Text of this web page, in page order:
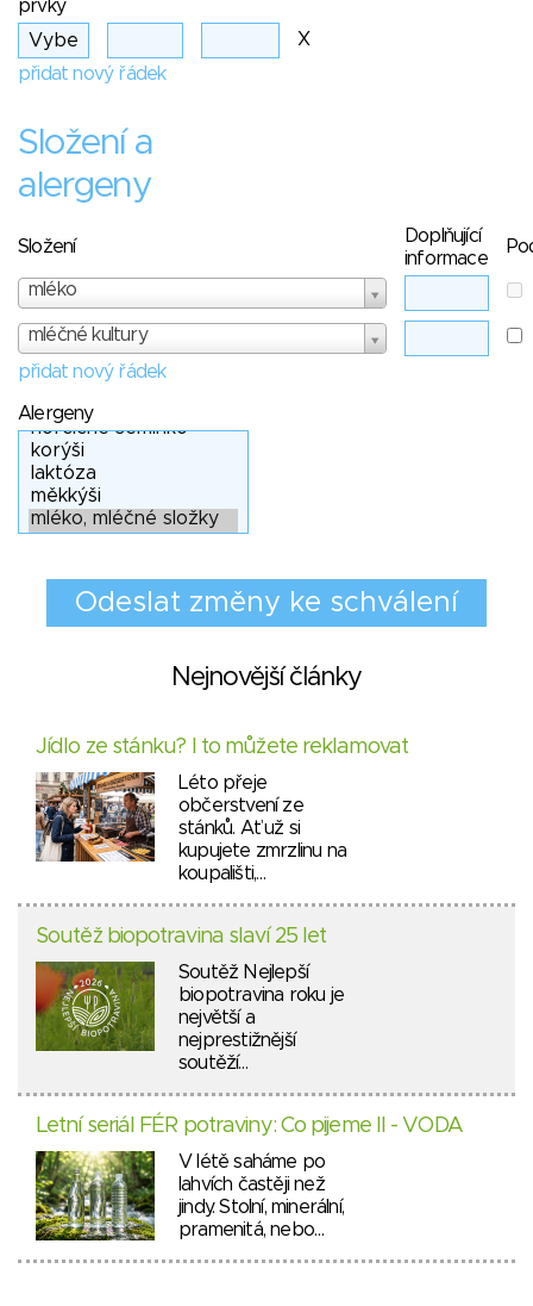
prvky
X
přidat nový řádek
Složení a
alergeny
Složení
Doplňující
informace
mléko
mléčné kultury
přidat nový řádek
Alergeny
Nejnovější články
Jídlo ze stánku? I to můžete reklamovat
Léto přeje
občerstvení ze
stánků. Ať už si
kupujete zmrzlinu na
koupališti,…
Soutěž biopotravina slaví 25 let
Soutěž Nejlepší
biopotravina roku je
největší a
nejprestižnější
soutěží…
Letní seriál FÉR potraviny: Co pijeme II - VODA
V létě saháme po
lahvích častěji než
jindy. Stolní, minerální,
pramenitá, nebo…